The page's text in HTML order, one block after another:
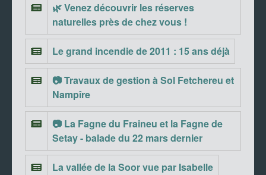
🌿 Venez découvrir les réserves
naturelles près de chez vous !
Le grand incendie de 2011 : 15 ans déjà
📷 Travaux de gestion à Sol Fetchereu et
Nampîre
📷 La Fagne du Fraineu et la Fagne de
Setay - balade du 22 mars dernier
La vallée de la Soor vue par Isabelle